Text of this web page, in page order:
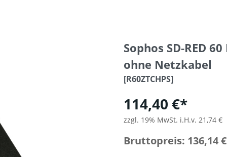
Sophos SD-RED
ohne Netzkabel
[R60ZTCHPS]
114,40 €*
zzgl. 19% MwSt. i.H.v. 21,74 €
Bruttopreis: 136,14 €